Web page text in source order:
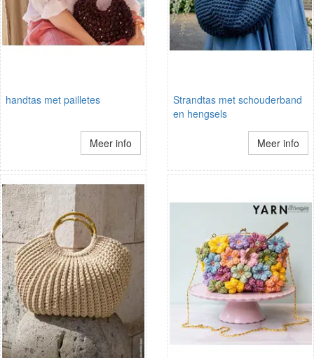
handtas met pailletes
Meer info
Strandtas met schouderband
en hengsels
Meer info